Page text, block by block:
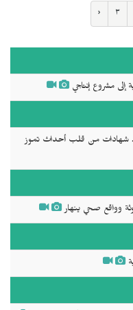
‹ ٣
إلى مشروع إنتاجي
شهادات من قلب أحداث تموز
وواقع صحي ينهار